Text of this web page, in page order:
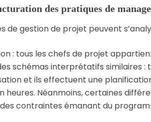
des pratiques de
de gestion de projet peuvent
: tous les chefs de projet
schémas interprétatifs similaires :
et ils effectuent une
heures. Néanmoins, certaines
contraintes émanant du